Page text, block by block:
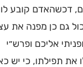
דכשהאדם קובע לו
גם כן מפנה את
אליכם ופרש״י
תפילתו, כי יש